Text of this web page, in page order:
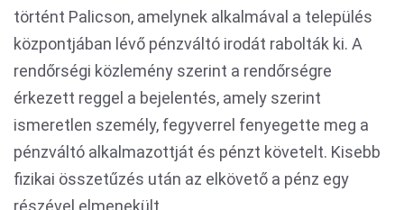
történt Palicson, amelynek alkalmával a település
központjában lévő pénzváltó irodát rabolták ki. A
rendőrségi közlemény szerint a rendőrségre
érkezett reggel a bejelentés, amely szerint
ismeretlen személy, fegyverrel fenyegette meg a
pénzváltó alkalmazottját és pénzt követelt. Kisebb
fizikai összetűzés után az elkövető a pénz egy
részével elmenekült.